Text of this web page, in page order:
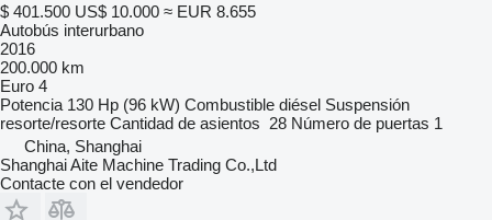
$ 401.500 US$ 10.000 ≈ EUR 8.655
Autobús interurbano
2016
200.000 km
Euro 4
Potencia 130 Hp (96 kW) Combustible diésel Suspensión
resorte/resorte Cantidad de asientos 28 Número de puertas 1
China, Shanghai
Shanghai Aite Machine Trading Co.,Ltd
Contacte con el vendedor